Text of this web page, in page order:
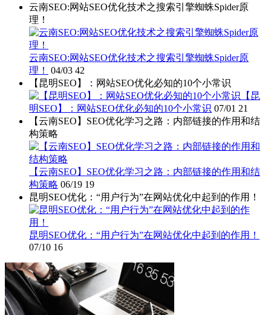
云南SEO:网站SEO优化技术之搜索引擎蜘蛛Spider原
理！
云南SEO:网站SEO优化技术之搜索引擎蜘蛛Spider原
理！
04/03 42
【昆明SEO】：网站SEO优化必知的10个小常识
【昆
明SEO】：网站SEO优化必知的10个小常识 07/01 21
【云南SEO】SEO优化学习之路：内部链接的作用和结
构策略
【云南SEO】SEO优化学习之路：内部链接的作用和结
构策略 06/19 19
昆明SEO优化：“用户行为”在网站优化中起到的作用！
昆明SEO优化：“用户行为”在网站优化中起到的作用！
07/10 16